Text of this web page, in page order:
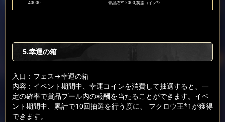
40000 青晶石*12000,英霊コイン*2
5.幸運の箱
入口：フェス→幸運の箱
内容：イベント期間中、幸運コインを消費して抽選すると、一
定の確率で賞品プール内の報酬を当たることができます。イベ
ント期間中、累計で10回抽選を行う度に、 フクロウ王*1が獲得
できます。